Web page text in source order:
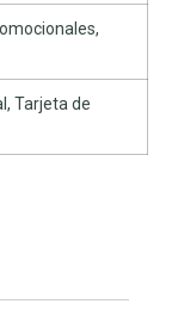
Tarjeta de